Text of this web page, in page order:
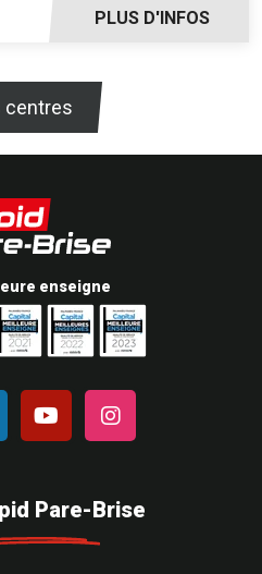
PLUS D'INFOS
centres
enseigne
Pare-Brise